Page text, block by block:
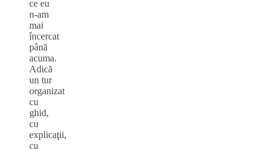
ce eu
n-am
mai
încercat
până
acuma.
Adică
un tur
organizat
cu
ghid,
cu
explicaţii,
cu